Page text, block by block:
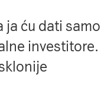
ja ću dati samo
investitore.